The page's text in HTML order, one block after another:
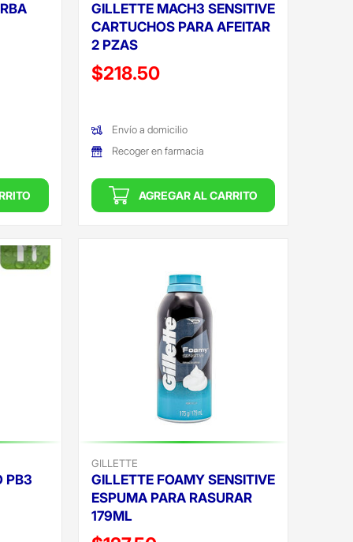
GILLETTE MACH3 SENSITIVE
CARTUCHOS PARA AFEITAR
2 PZAS
Precio reducido de
$218.50
Envío a domicilio
Recoger en farmacia
AGREGAR AL CARRITO
PB3
GILLETTE
GILLETTE FOAMY SENSITIVE
ESPUMA PARA RASURAR
179ML